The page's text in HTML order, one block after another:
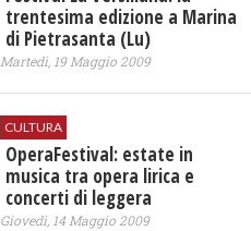
trentesima edizione a Marina
di Pietrasanta (Lu)
Martedì, 19 Maggio 2009
CULTURA
OperaFestival: estate in
musica tra opera lirica e
concerti di leggera
Giovedì, 14 Maggio 2009